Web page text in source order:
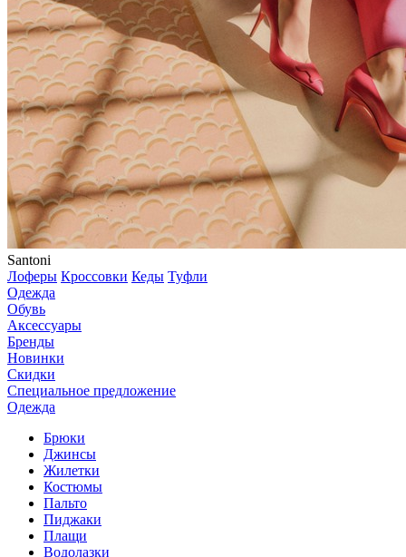
Santoni
Лоферы Кроссовки Кеды Туфли
Одежда
Обувь
Аксессуары
Бренды
Новинки
Скидки
Специальное предложение
Одежда
Брюки
Джинсы
Жилетки
Костюмы
Пальто
Пиджаки
Плащи
Водолазки